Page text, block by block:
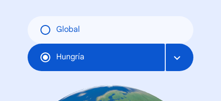
Global
Hungría